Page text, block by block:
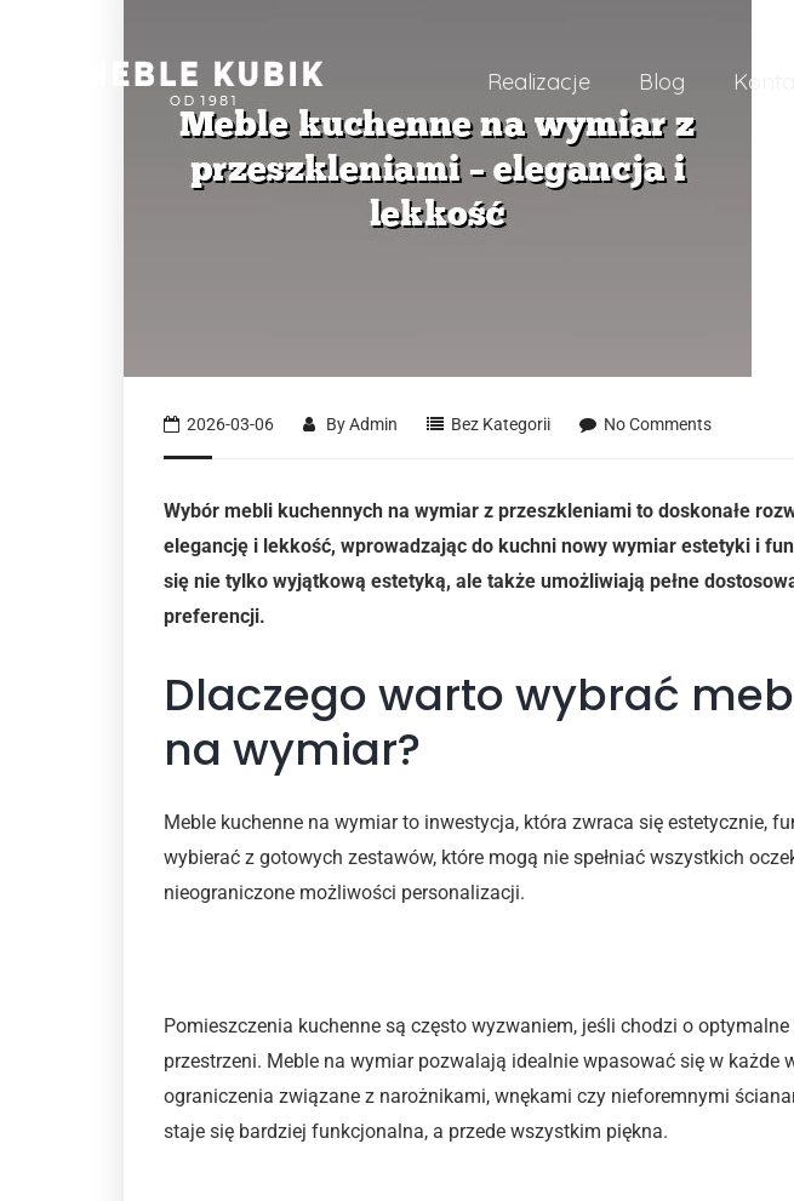
Realizacje Blog
2026-03-06 ByAdmin Bez Kategorii No Comments
Wybór mebli kuchennych na wymiar z przeszkleniami to doskonałe
elegancję i lekkość, wprowadzając do kuchni nowy wymiar estetyki i
się nie tylko wyjątkową estetyką, ale także umożliwiają pełne
preferencji.
Dlaczego warto wybrać
na wymiar?
Meble kuchenne na wymiar to inwestycja, która zwraca się estetycznie,
wybierać z gotowych zestawów, które mogą nie spełniać wszystkich
nieograniczone możliwości personalizacji.
Pomieszczenia kuchenne są często wyzwaniem, jeśli chodzi o
przestrzeni. Meble na wymiar pozwalają idealnie wpasować się w każde
ograniczenia związane z narożnikami, wnękami czy nieforemnymi
staje się bardziej funkcjonalna, a przede wszystkim piękna.